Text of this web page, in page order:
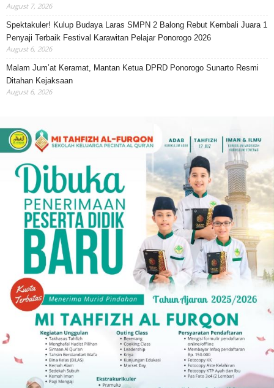
August 7, 2026
Spektakuler! Kulup Budaya Laras SMPN 2 Balong Rebut Kembali Juara 1
Penyaji Terbaik Festival Karawitan Pelajar Ponorogo 2026
August 6, 2026
Malam Jum’at Keramat, Mantan Ketua DPRD Ponorogo Sunarto Resmi
Ditahan Kejaksaan
August 6, 2026